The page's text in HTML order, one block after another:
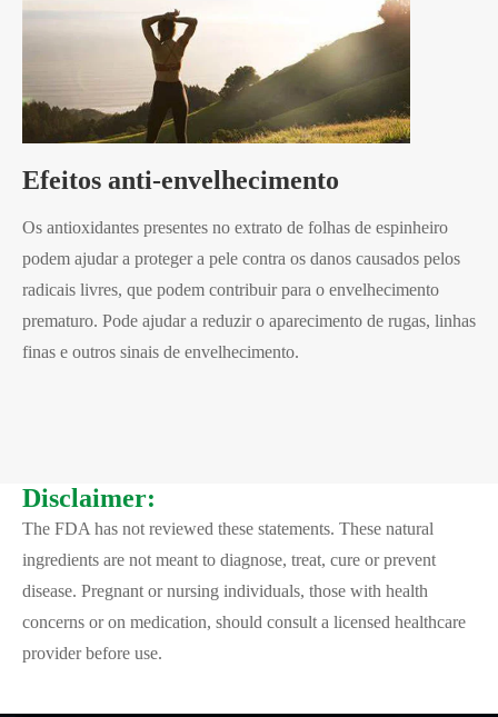
Efeitos anti-envelhecimento
Os antioxidantes presentes no extrato de folhas de espinheiro
podem ajudar a proteger a pele contra os danos causados pelos
radicais livres, que podem contribuir para o envelhecimento
prematuro. Pode ajudar a reduzir o aparecimento de rugas, linhas
finas e outros sinais de envelhecimento.
Disclaimer:
The FDA has not reviewed these statements. These natural
ingredients are not meant to diagnose, treat, cure or prevent
disease. Pregnant or nursing individuals, those with health
concerns or on medication, should consult a licensed healthcare
provider before use.